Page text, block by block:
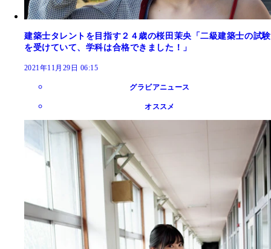
建築士タレントを目指す２４歳の桜田茉央「二級建築士の試験
を受けていて、学科は合格できました！」
2021年11月29日 06:15
グラビアニュース
オススメ